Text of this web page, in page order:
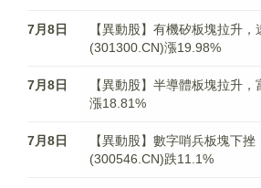
7月8日
【異動股】有機矽板塊拉升，
(301300.CN)漲19.98%
7月8日
【異動股】半導體板塊拉升
漲18.81%
7月8日
【異動股】數字哨兵板塊下
(300546.CN)跌11.1%